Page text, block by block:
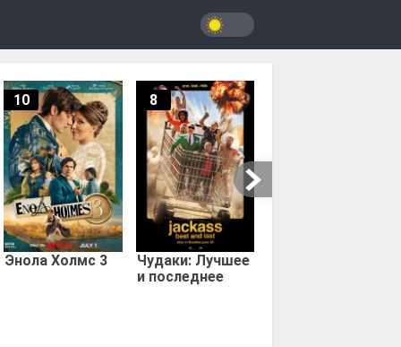
Энола Холмс 3
10
Чудаки: Лучшее
и последнее
8